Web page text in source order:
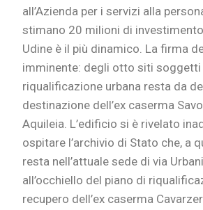
all’Azienda per i servizi alla
stimano 20 milioni di
Udine è il più dinamico. La firma
imminente: degli otto siti soggetti
riqualificazione urbana resta da
destinazione dell’ex caserma
Aquileia. L’edificio si è rivelato
ospitare l’archivio di Stato che, a
resta nell’attuale sede di via
all’occhiello del piano di
recupero dell’ex caserma